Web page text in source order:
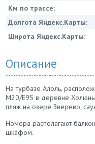
Км по трассе:
Долгота Яндекс.Карты:
Широта Яндекс.Карты:
Описание
На турбазе Алоль,
M20/E95 в деревне
пляж на озере Зверево,
Номера располагают
шкафом.